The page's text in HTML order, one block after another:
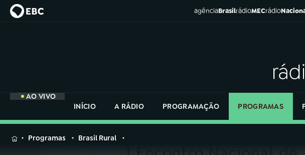
agênciaBrasilrádioMECrádio
AO VIVO
INÍCIO
A RÁDIO PROGRAMAÇÃO PROGRAMAS
MENUProgramas Brasil Rural